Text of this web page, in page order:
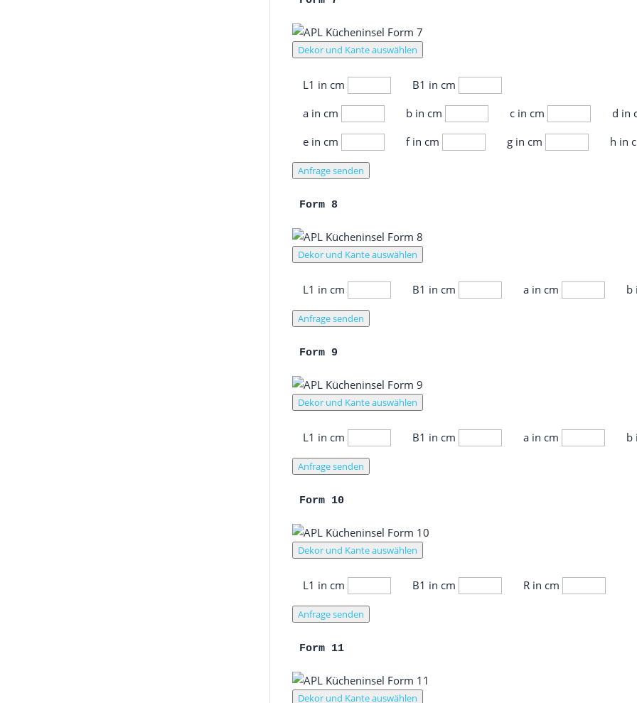
Dekor und Kante auswählen
L1 in cm
B1 in cm
a in cm
b in cm c in cm
d in
e in cm
f in cm g in cm h in
Anfrage senden
Form 8
Dekor und Kante auswählen
L1 in cm B1 in cm a in cm b
Anfrage senden
Form 9
Dekor und Kante auswählen
L1 in cm B1 in cm a in cm b
Anfrage senden
Form 10
Dekor und Kante auswählen
L1 in cm B1 in cm R in cm
Anfrage senden
Form 11
Dekor und Kante auswählen